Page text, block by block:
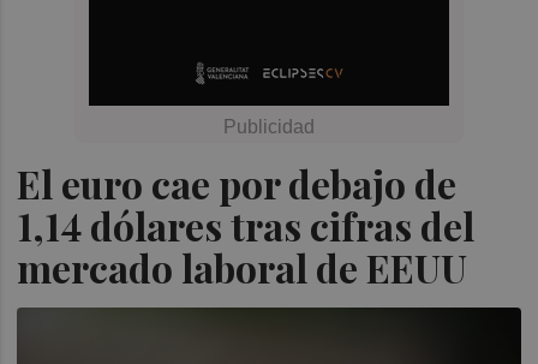
El euro cae por debajo de
1,14 dólares tras cifras del
mercado laboral de EEUU